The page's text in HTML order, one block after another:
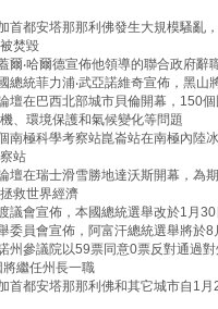
都安塔那那利佛發生大規模騷亂
焚毀
‧哈爾德宣佈他領導的聯合政府辭
統菲力浦‧武亞諾維奇宣佈，黑山
壇在巴西北部城市貝倫開幕，150
、環境保護和氣候變化等問題
極科學考察站崑崙站在南極內陸
站
壇在瑞士滑雪勝地達沃斯開幕，為
救世界經濟
議會宣佈，本國總統選舉改於1月
委員會宣佈，阿富汗總統選舉將於8
參議院以59票同意0票反對通過對
將繼任州長一職
首都安塔那那利佛和其它城市自1